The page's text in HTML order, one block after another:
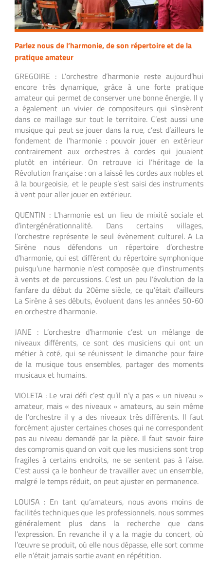
Parlez nous de l’harmonie, de son répertoire et de la
pratique amateur
GREGOIRE : L’orchestre d’harmonie reste aujourd’hui
encore très dynamique, grâce à une forte pratique
amateur qui permet de conserver une bonne énergie. Il y
a également un vivier de compositeurs qui s’insèrent
dans ce maillage sur tout le territoire. C’est aussi une
musique qui peut se jouer dans la rue, c’est d’ailleurs le
fondement de l’harmonie : pouvoir jouer en extérieur
contrairement aux orchestres à cordes qui jouaient
plutôt en intérieur. On retrouve ici l’héritage de la
Révolution française : on a laissé les cordes aux nobles et
à la bourgeoisie, et le peuple s’est saisi des instruments
à vent pour aller jouer en extérieur.
QUENTIN : L’harmonie est un lieu de mixité sociale et
d’intergénérationnalité. Dans certains villages,
l’orchestre représente le seul évènement culturel. A La
Sirène nous défendons un répertoire d’orchestre
d’harmonie, qui est différent du répertoire symphonique
puisqu’une harmonie n’est composée que d’instruments
à vents et de percussions. C’est un peu l’évolution de la
fanfare du début du 20ème siècle, ce qu’était d’ailleurs
La Sirène à ses débuts, évoluent dans les années 50-60
en orchestre d’harmonie.
JANE : L’orchestre d’harmonie c’est un mélange de
niveaux différents, ce sont des musiciens qui ont un
métier à coté, qui se réunissent le dimanche pour faire
de la musique tous ensembles, partager des moments
musicaux et humains.
VIOLETA : Le vrai défi c’est qu’il n’y a pas « un niveau »
amateur, mais « des niveaux » amateurs, au sein même
de l’orchestre il y a des niveaux très différents. Il faut
forcément ajuster certaines choses qui ne correspondent
pas au niveau demandé par la pièce. Il faut savoir faire
des compromis quand on voit que les musiciens sont trop
fragiles à certains endroits, ne se sentent pas à l’aise.
C’est aussi ça le bonheur de travailler avec un ensemble,
malgré le temps réduit, on peut ajuster en permanence.
LOUISA : En tant qu’amateurs, nous avons moins de
facilités techniques que les professionnels, nous sommes
généralement plus dans la recherche que dans
l’expression. En revanche il y a la magie du concert, où
l’œuvre se produit, où elle nous dépasse, elle sort comme
elle n’était jamais sortie avant en répétition.